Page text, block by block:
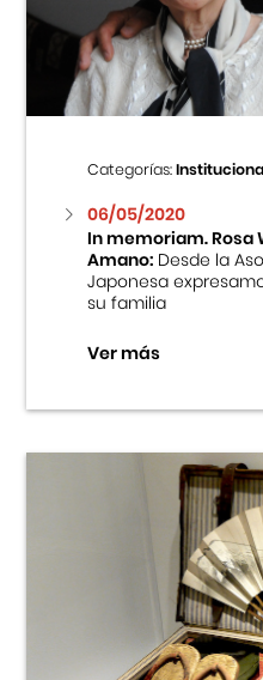
Centro Cultural
Cursos
Museo de la
Fondo Editorial
Teatro Peruano
Categorías:
06/05/2020
In memoriam. Rosa
Amano:Desde la
Japonesa
su familia
Ver más